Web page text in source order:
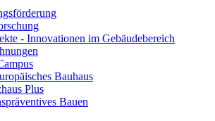
- Innovationen im Gebäudebereich
Bauhaus
Plus
Bauen